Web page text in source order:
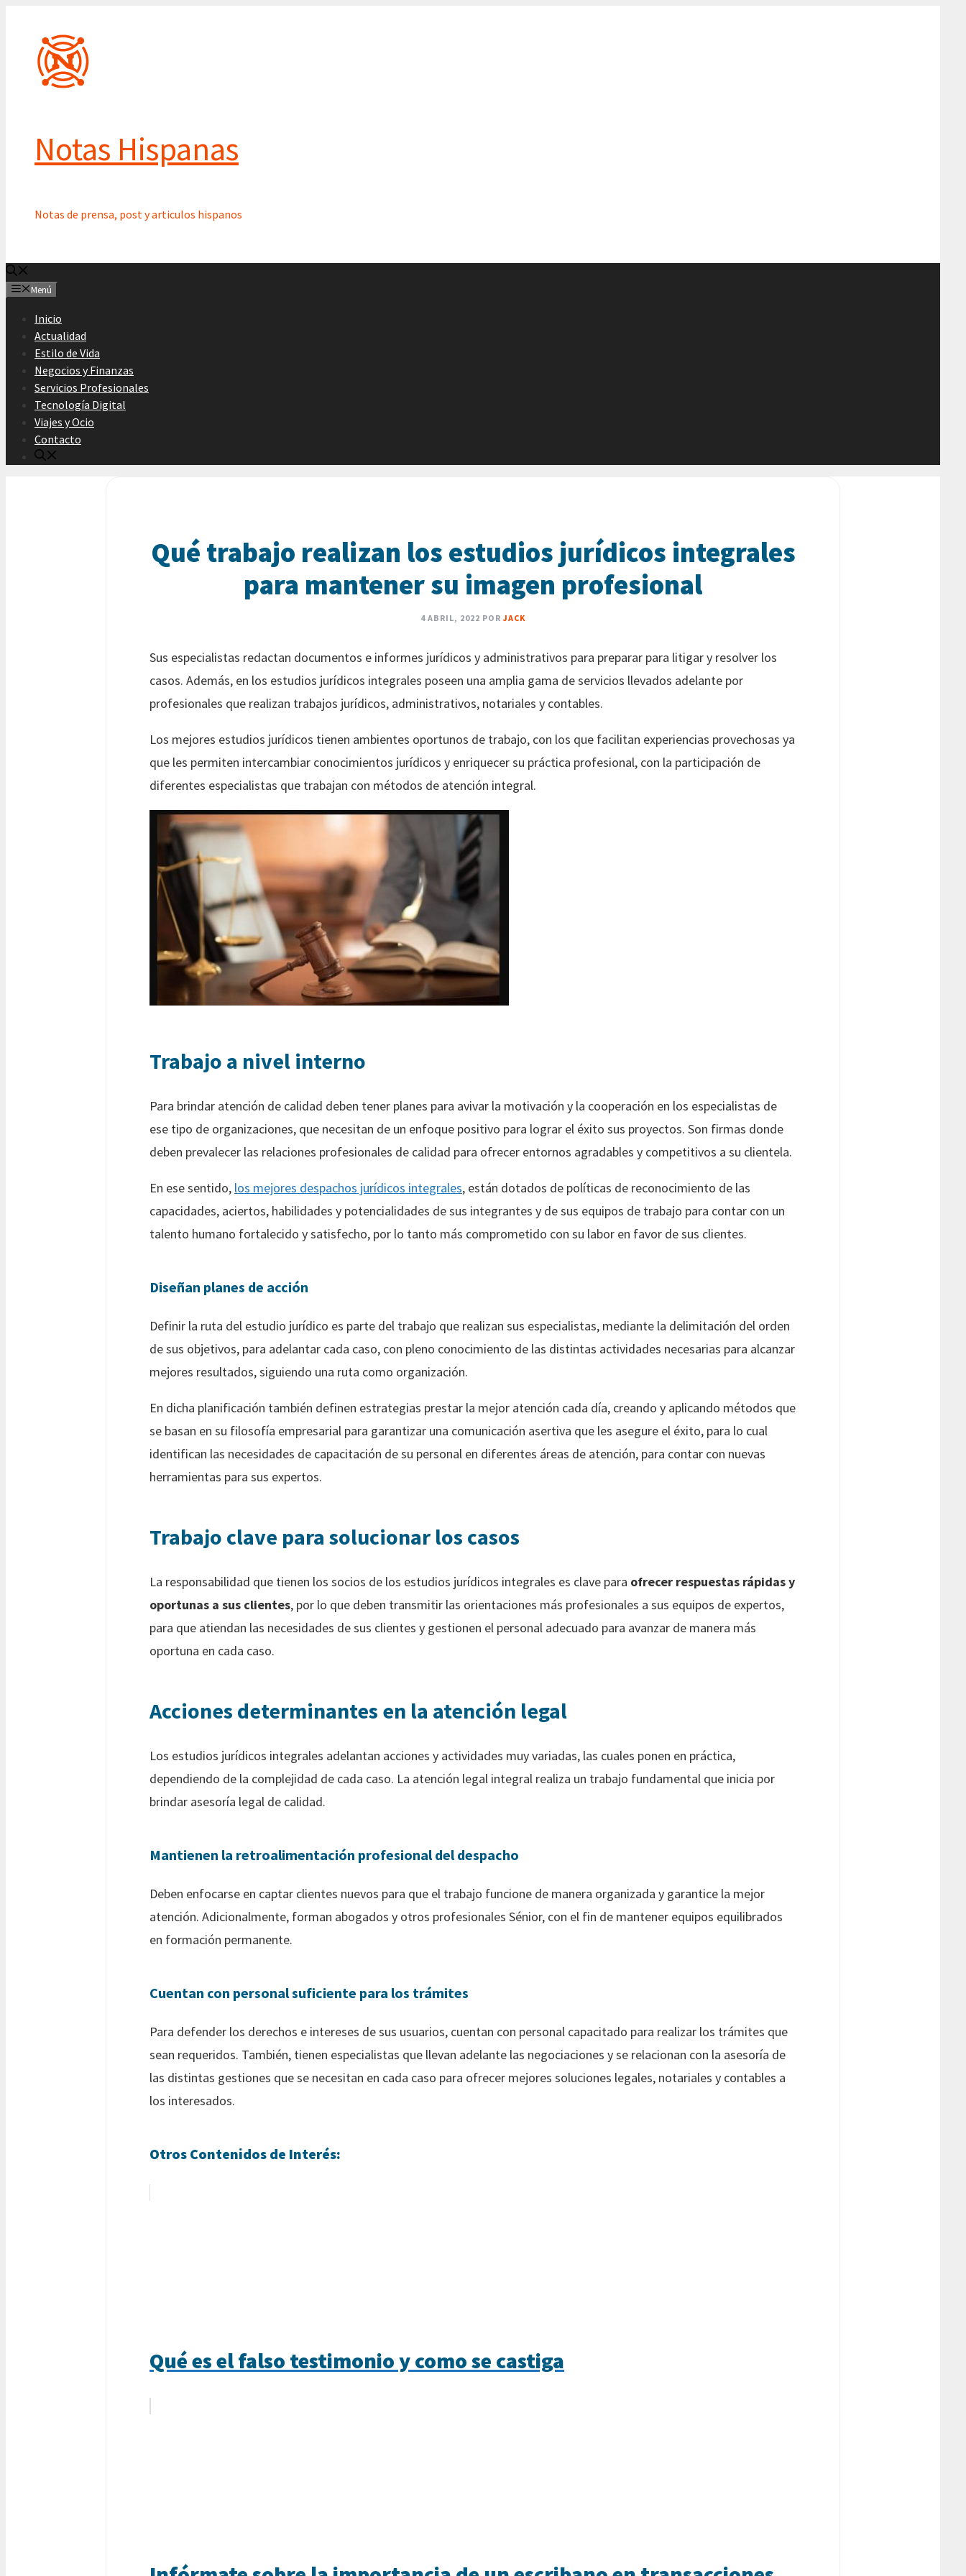
contenido
Notas Hispanas
Notas de prensa, post y articulos hispanos
Menú
Inicio
Actualidad
Estilo de Vida
Negocios y Finanzas
Servicios Profesionales
Tecnología Digital
Viajes y Ocio
Contacto
Qué trabajo realizan los estudios jurídicos integrales
para mantener su imagen profesional
4 ABRIL, 2022 POR JACK
Sus especialistas redactan documentos e informes jurídicos y administrativos para preparar para litigar y resolver los
casos. Además, en los estudios jurídicos integrales poseen una amplia gama de servicios llevados adelante por
profesionales que realizan trabajos jurídicos, administrativos, notariales y contables.
Los mejores estudios jurídicos tienen ambientes oportunos de trabajo, con los que facilitan experiencias provechosas ya
que les permiten intercambiar conocimientos jurídicos y enriquecer su práctica profesional, con la participación de
diferentes especialistas que trabajan con métodos de atención integral.
Trabajo a nivel interno
Para brindar atención de calidad deben tener planes para avivar la motivación y la cooperación en los especialistas de
ese tipo de organizaciones, que necesitan de un enfoque positivo para lograr el éxito sus proyectos. Son firmas donde
deben prevalecer las relaciones profesionales de calidad para ofrecer entornos agradables y competitivos a su clientela.
En ese sentido, los mejores despachos jurídicos integrales, están dotados de políticas de reconocimiento de las
capacidades, aciertos, habilidades y potencialidades de sus integrantes y de sus equipos de trabajo para contar con un
talento humano fortalecido y satisfecho, por lo tanto más comprometido con su labor en favor de sus clientes.
Diseñan planes de acción
Definir la ruta del estudio jurídico es parte del trabajo que realizan sus especialistas, mediante la delimitación del orden
de sus objetivos, para adelantar cada caso, con pleno conocimiento de las distintas actividades necesarias para alcanzar
mejores resultados, siguiendo una ruta como organización.
En dicha planificación también definen estrategias prestar la mejor atención cada día, creando y aplicando métodos que
se basan en su filosofía empresarial para garantizar una comunicación asertiva que les asegure el éxito, para lo cual
identifican las necesidades de capacitación de su personal en diferentes áreas de atención, para contar con nuevas
herramientas para sus expertos.
Trabajo clave para solucionar los casos
La responsabilidad que tienen los socios de los estudios jurídicos integrales es clave para ofrecer respuestas rápidas y
oportunas a sus clientes, por lo que deben transmitir las orientaciones más profesionales a sus equipos de expertos,
para que atiendan las necesidades de sus clientes y gestionen el personal adecuado para avanzar de manera más
oportuna en cada caso.
Acciones determinantes en la atención legal
Los estudios jurídicos integrales adelantan acciones y actividades muy variadas, las cuales ponen en práctica,
dependiendo de la complejidad de cada caso. La atención legal integral realiza un trabajo fundamental que inicia por
brindar asesoría legal de calidad.
Mantienen la retroalimentación profesional del despacho
Deben enfocarse en captar clientes nuevos para que el trabajo funcione de manera organizada y garantice la mejor
atención. Adicionalmente, forman abogados y otros profesionales Sénior, con el fin de mantener equipos equilibrados
en formación permanente.
Cuentan con personal suficiente para los trámites
Para defender los derechos e intereses de sus usuarios, cuentan con personal capacitado para realizar los trámites que
sean requeridos. También, tienen especialistas que llevan adelante las negociaciones y se relacionan con la asesoría de
las distintas gestiones que se necesitan en cada caso para ofrecer mejores soluciones legales, notariales y contables a
los interesados.
Otros Contenidos de Interés:
Qué es el falso testimonio y como se castiga